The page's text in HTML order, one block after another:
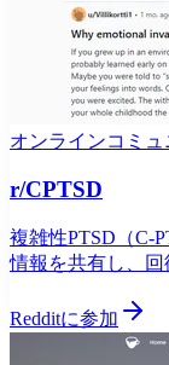
オンラインコミュ
r/CPTSD
複雑性PTSD（C-
情報を共有し、回
Redditに参加